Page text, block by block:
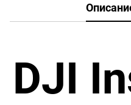
DJI